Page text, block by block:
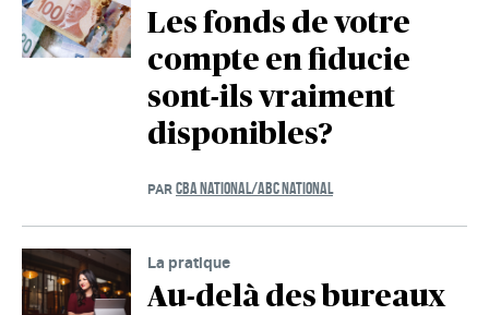
Les fonds de votre
compte en fiducie
sont-ils vraiment
disponibles?
PAR CBA NATIONAL/ABC NATIONAL
La pratique
Au-delà des bureaux